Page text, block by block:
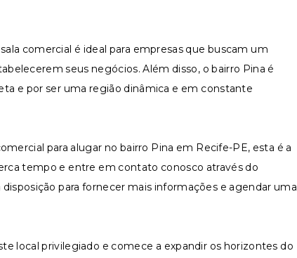
comercial é ideal para empresas que buscam um
seus negócios. Além disso, o bairro Pina é
e por ser uma região dinâmica e em constante
para alugar no bairro Pina em Recife-PE, esta é a
tempo e entre em contato conosco através do
para fornecer mais informações e agendar uma
local privilegiado e comece a expandir os horizontes do